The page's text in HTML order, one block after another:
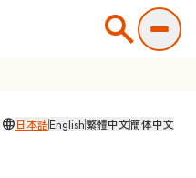
search
language日本語English繁體中文簡体中文